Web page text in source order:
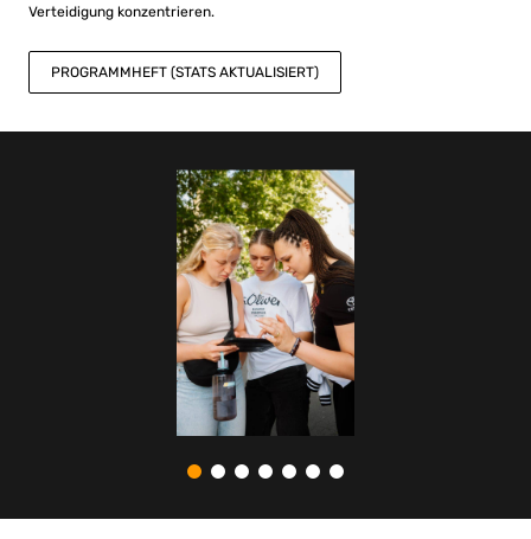
Verteidigung konzentrieren.
PROGRAMMHEFT (STATS AKTUALISIERT)